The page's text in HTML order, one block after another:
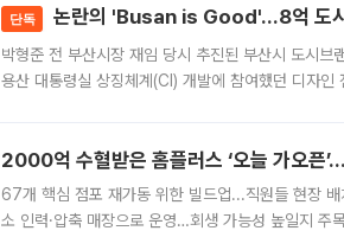
단독 논란의 'Busan is Good'…8억 도시
박형준 전 부산시장 재임 당시 추진된 부산시 도시
용산 대통령실 상징체계(CI) 개발에 참여했던 디자
2000억 수혈받은 홈플러스 ‘오늘 가오픈
67개 핵심 점포 재가동 위한 빌드업...직원들 현장
소 인력·압축 매장으로 운영…회생 가능성 높일지 주